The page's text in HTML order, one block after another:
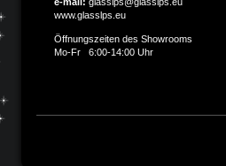
www.glasslps.eu
Öffnungszeiten des Showrooms
Mo-Fr 6:00-14:00 Uhr